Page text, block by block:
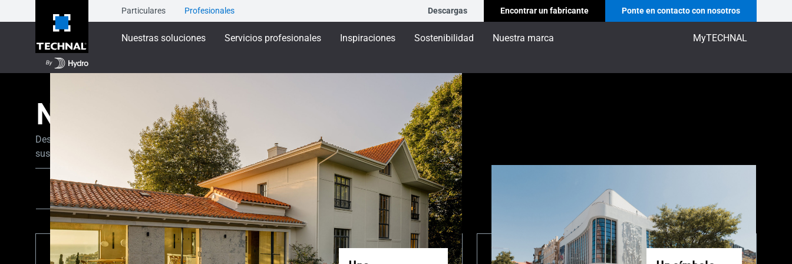
Particulares Profesionales Descargas Encontrar un fabricante Ponte en contacto con nosotros
Nuestras soluciones Servicios profesionales Inspiraciones Sostenibilidad Nuestra marca MyTECHNAL
NEWS
Descubre las últimas tendencias y novedades en carpintería de aluminio. Nuestros expertos comparten
sus trucos y consejos para guiarte en tu proyecto de obra nueva o rehabilitación.
Todo el contenido Inspiración Noticias Sostenibilidad